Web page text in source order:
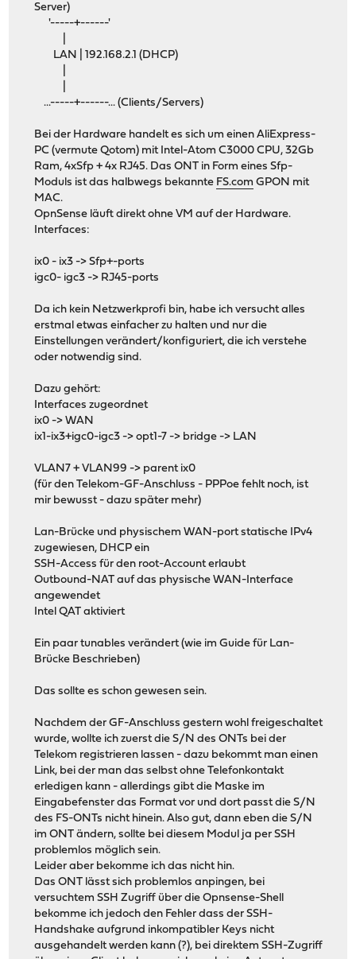
Server)
'-----+------'
LAN | 192.168.2.1 (DHCP)
...-----+------... (Clients/Servers)
Bei der Hardware handelt es sich um einen AliExpress-
PC (vermute Qotom) mit Intel-Atom C3000 CPU, 32Gb
Ram, 4xSfp + 4x RJ45. Das ONT in Form eines Sfp-
Moduls ist das halbwegs bekannte FS.com GPON mit
MAC.
OpnSense läuft direkt ohne VM auf der Hardware.
Interfaces:
ix0 - ix3 -> Sfp+-ports
igc0- igc3 -> RJ45-ports
Da ich kein Netzwerkprofi bin, habe ich versucht alles
erstmal etwas einfacher zu halten und nur die
Einstellungen verändert/konfiguriert, die ich verstehe
oder notwendig sind.
Dazu gehört:
Interfaces zugeordnet
ix0 -> WAN
ix1-ix3+igc0-igc3 -> opt1-7 -> bridge -> LAN
VLAN7 + VLAN99 -> parent ix0
(für den Telekom-GF-Anschluss - PPPoe fehlt noch, ist
mir bewusst - dazu später mehr)
Lan-Brücke und physischem WAN-port statische IPv4
zugewiesen, DHCP ein
SSH-Access für den root-Account erlaubt
Outbound-NAT auf das physische WAN-Interface
angewendet
Intel QAT aktiviert
Ein paar tunables verändert (wie im Guide für Lan-
Brücke Beschrieben)
Das sollte es schon gewesen sein.
Nachdem der GF-Anschluss gestern wohl freigeschaltet
wurde, wollte ich zuerst die S/N des ONTs bei der
Telekom registrieren lassen - dazu bekommt man einen
Link, bei der man das selbst ohne Telefonkontakt
erledigen kann - allerdings gibt die Maske im
Eingabefenster das Format vor und dort passt die S/N
des FS-ONTs nicht hinein. Also gut, dann eben die S/N
im ONT ändern, sollte bei diesem Modul ja per SSH
problemlos möglich sein.
Leider aber bekomme ich das nicht hin.
Das ONT lässt sich problemlos anpingen, bei
versuchtem SSH Zugriff über die Opnsense-Shell
bekomme ich jedoch den Fehler dass der SSH-
Handshake aufgrund inkompatibler Keys nicht
ausgehandelt werden kann (?), bei direktem SSH-Zugriff